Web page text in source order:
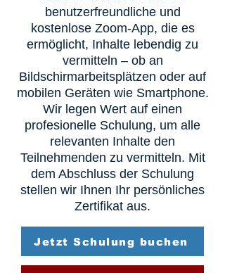
benutzerfreundliche und
kostenlose Zoom-App, die es
ermöglicht, Inhalte lebendig zu
vermitteln – ob an
Bildschirmarbeitsplätzen oder auf
mobilen Geräten wie Smartphone.
Wir legen Wert auf einen
profesionelle Schulung, um alle
relevanten Inhalte den
Teilnehmenden zu vermitteln. Mit
dem Abschluss der Schulung
stellen wir Ihnen Ihr persönliches
Zertifikat aus.
Jetzt Schulung buchen